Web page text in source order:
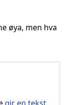
øya, men hva